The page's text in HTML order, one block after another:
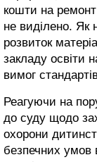
кошти на
не виділено. Як
розвиток
закладу освіти
вимог
Реагуючи на
до суду щодо
охорони
безпечних умов